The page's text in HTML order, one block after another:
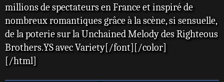
millions de spectateurs en France et inspiré de
nombreux romantiques grâce à la scène, si sensuelle,
de la poterie sur la Unchained Melody des Righteous
Brothers.YS avec Variety[/font][/color]
[/html]